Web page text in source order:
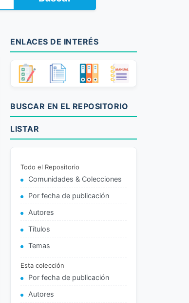
ENLACES DE INTERÉS
BUSCAR EN EL REPOSITORIO
LISTAR
Todo el Repositorio
Comunidades & Colecciones
Por fecha de publicación
Autores
Títulos
Temas
Esta colección
Por fecha de publicación
Autores